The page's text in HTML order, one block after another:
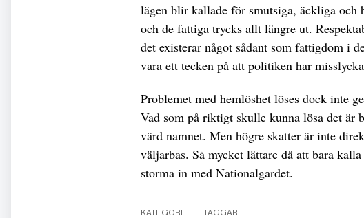
lägen blir kallade för smutsiga, äckliga och
och de fattiga trycks allt längre ut.
det existerar något sådant som fattigdom i
vara ett tecken på att politiken har
Problemet med hemlöshet löses dock inte
Vad som på riktigt skulle kunna lösa det är
värd namnet. Men högre skatter är inte
väljarbas. Så mycket lättare då att bara
storma in med Nationalgardet.
KATEGORI TAGGAR